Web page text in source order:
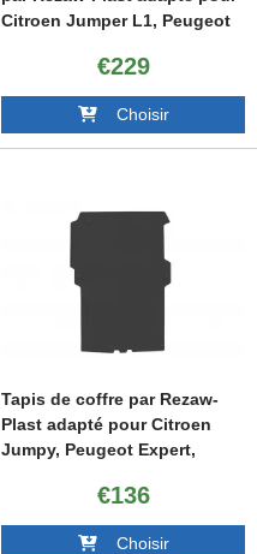
Citroen Jumper L1, Peugeot
2006-2014, 2014-2021, après
2021, Opel Movano après
€229
Choisir
Tapis de coffre par Rezaw-
Plast adapté pour Citroen
Jumpy, Peugeot Expert,
Opel Vivaro après 2019,
version Compact
€136
Choisir